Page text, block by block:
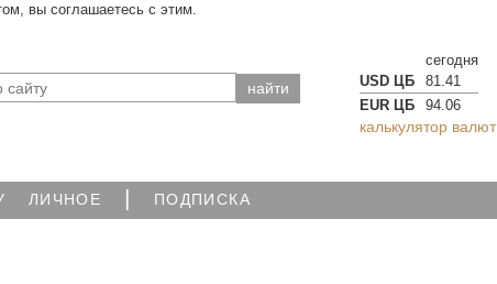
вы соглашаетесь с этим.
сегодня
USD ЦБ
81.41
EUR ЦБ
94.06
калькулятор валют
ЛИЧНОЕ | ПОДПИСКА